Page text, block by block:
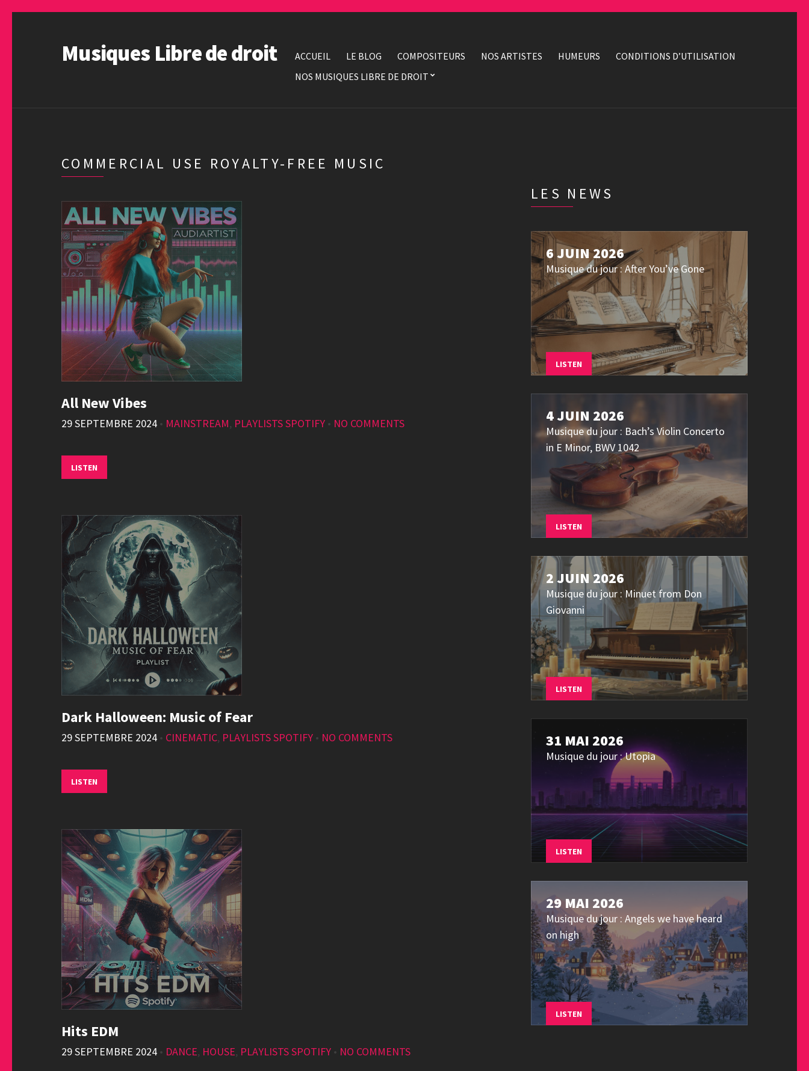
Musiques Libre de droit ACCUEIL LE BLOG COMPOSITEURS NOS ARTISTES HUMEURS
CONDITIONS D’UTILISATION
NOS MUSIQUES LIBRE DE DROIT
COMMERCIAL USE ROYALTY-FREE MUSIC
All New Vibes
29 SEPTEMBRE 2024 • MAINSTREAM, PLAYLISTS SPOTIFY • NO COMMENTS
LISTEN
Dark Halloween: Music of Fear
29 SEPTEMBRE 2024 • CINEMATIC, PLAYLISTS SPOTIFY • NO COMMENTS
LISTEN
Hits EDM
29 SEPTEMBRE 2024 • DANCE, HOUSE, PLAYLISTS SPOTIFY • NO COMMENTS
LES NEWS
6 JUIN 2026
Musique du jour : After You’ve Gone
LISTEN
4 JUIN 2026
Musique du jour : Bach’s Violin Concerto
in E Minor, BWV 1042
LISTEN
2 JUIN 2026
Musique du jour : Minuet from Don
Giovanni
LISTEN
31 MAI 2026
Musique du jour : Utopia
LISTEN
29 MAI 2026
Musique du jour : Angels we have heard
on high
LISTEN